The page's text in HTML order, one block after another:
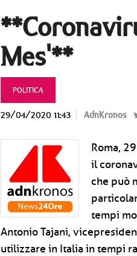
Mes'**
POLITICA
29/04/2020 11:43 AdnKronos
Roma,
il
che può
tempi
Antonio Tajani,
utilizzare in Italia in tempi